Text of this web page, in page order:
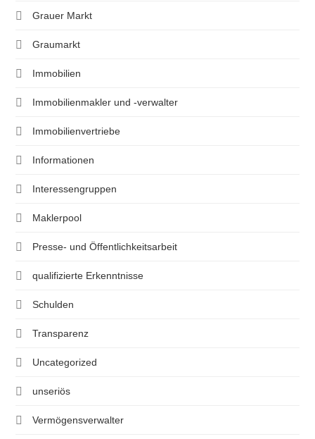
Grauer Markt
Graumarkt
Immobilien
Immobilienmakler und -verwalter
Immobilienvertriebe
Informationen
Interessengruppen
Maklerpool
Presse- und Öffentlichkeitsarbeit
qualifizierte Erkenntnisse
Schulden
Transparenz
Uncategorized
unseriös
Vermögensverwalter